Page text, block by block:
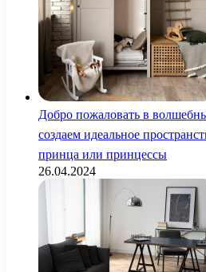
Добро пожаловать в
создаем идеальное
принца или принцессы
26.04.2024